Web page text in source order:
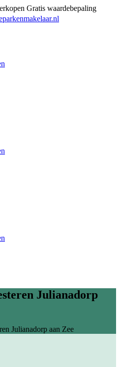
Gratis waardebepaling
Julianadorp
Julianadorp aan Zee